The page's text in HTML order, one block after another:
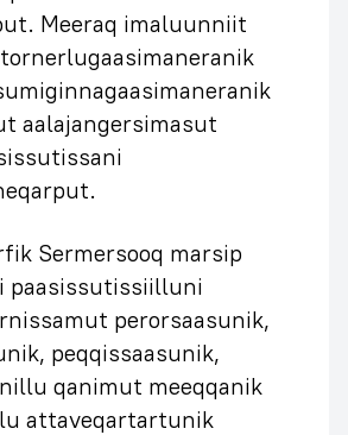
Meeraq imaluunniit
aalajangersimasut
Sermersooq marsip
paasissutissiilluni
perorsaasunik,
peqqissaasunik,
qanimut meeqqanik
attaveqartartunik